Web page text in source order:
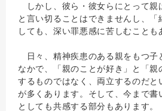
しかし、彼ら・彼女らにとって親
と言い切ることはできませんし、「
しても、深い罪悪感に苦しむことも
日々、精神疾患のある親をもつ子
なかで、「親のことが好き」と「
するものではなく、両立するのだと
が多くあります。そして、今まで書
としても共感する部分もあります。